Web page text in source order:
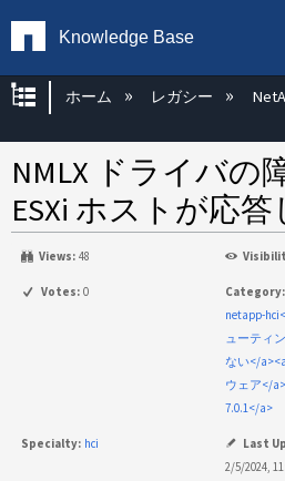
Knowledge Base
グローバル階層を展
ホーム レガシー
NMLX ドライバの
ESXi ホストが応
Views: 48
Votes: 0
Category:
netapp-
ューティ
ない</
ウェア</
7.0.1</a>
Specialty: hci
Last
2/5/2024,